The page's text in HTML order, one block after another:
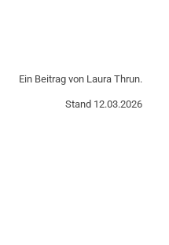
Ein Beitrag von Laura Thrun.
Stand 12.03.2026